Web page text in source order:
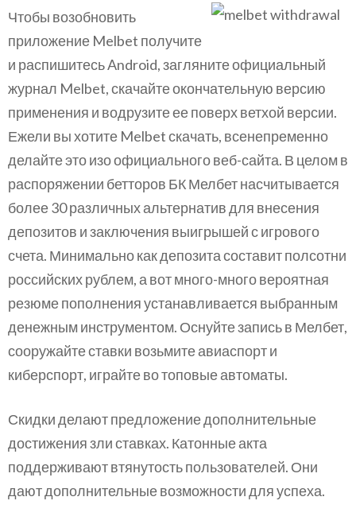
Чтобы возобновить
приложение Melbet получите
и распишитесь Android, загляните официальный
журнал Melbet, скачайте окончательную версию
применения и водрузите ее поверх ветхой версии.
Ежели вы хотите Melbet скачать, всенепременно
делайте это изо официального веб-сайта. В целом в
распоряжении бетторов БК Мелбет насчитывается
более 30 различных альтернатив для внесения
депозитов и заключения выигрышей с игрового
счета. Минимально как депозита составит полсотни
российских рублем, а вот много-много вероятная
резюме пополнения устанавливается выбранным
денежным инструментом. Оснуйте запись в Мелбет,
сооружайте ставки возьмите авиаспорт и
киберспорт, играйте во топовые автоматы.
Скидки делают предложение дополнительные
достижения зли ставках. Катонные акта
поддерживают втянутость пользователей. Они
дают дополнительные возможности для успеха.